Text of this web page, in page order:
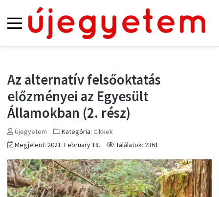
Az alternatív felsőoktatás
előzményei az Egyesült
Államokban (2. rész)
Újegyetem Kategória: Cikkek
Megjelent: 2021. February 18.
Találatok: 2361